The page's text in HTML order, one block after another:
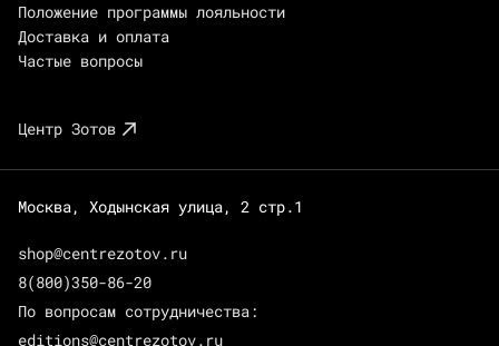
Положение программы лояльности
Доставка и оплата
Частые вопросы
Центр Зотов
Москва, Ходынская улица, 2 стр.1
shop@centrezotov.ru
8(800)350-86-20
По вопросам сотрудничества:
editions@centrezotov.ru